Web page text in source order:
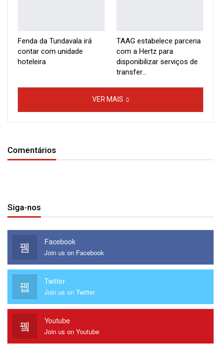
Fenda da Tundavala irá
contar com unidade
hoteleira
TAAG estabelece parceria
com a Hertz para
disponibilizar serviços de
transfer…
VER MAIS
Comentários
Siga-nos
Facebook
Join us on Facebook
Twitter
Join us on Twitter
Youtube
Join us on Youtube